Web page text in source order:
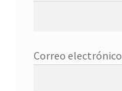
Correo electrónico